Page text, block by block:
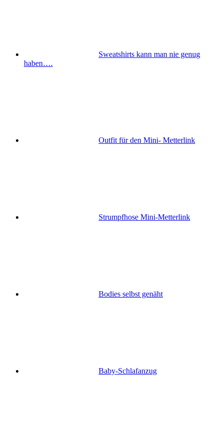
Sweatshirts kann man nie genug
haben….
Outfit für den Mini- Metterlink
Strumpfhose Mini-Metterlink
Bodies selbst genäht
Baby-Schlafanzug